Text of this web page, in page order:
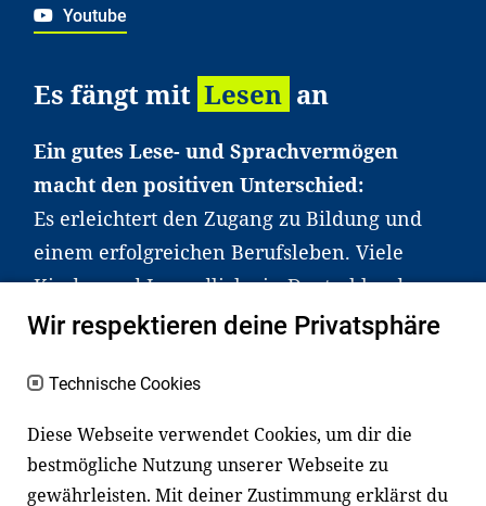
Youtube
Es fängt mit Lesen an
Ein gutes Lese- und Sprachvermögen
macht den positiven Unterschied:
Es erleichtert den Zugang zu Bildung und
einem erfolgreichen Berufsleben. Viele
Kinder und Jugendliche in Deutschland
haben aber große Schwierigkeiten dabei.
an Familien sowie an Erzieher*innen,
Fachexpert*innen. Dafür arbeiten wir eng
mit Ministerien, wissenschaftlichen
Wir respektieren deine Privatsphäre
Technische Cookies
Diese Webseite verwendet Cookies, um dir die
bestmögliche Nutzung unserer Webseite zu
gewährleisten. Mit deiner Zustimmung erklärst du